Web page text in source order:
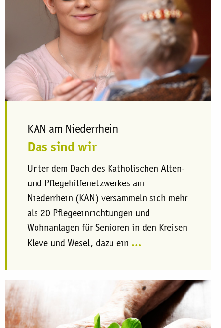
KAN am Niederrhein
Das sind wir
Unter dem Dach des Katholischen Alten-
und Pflegehilfenetzwerkes am
Niederrhein (KAN) versammeln sich mehr
als 20 Pflegeeinrichtungen und
Wohnanlagen für Senioren in den Kreisen
Kleve und Wesel, dazu ein …